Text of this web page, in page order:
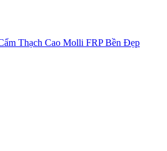
Thạch Cao Molli FRP Bền Đẹp